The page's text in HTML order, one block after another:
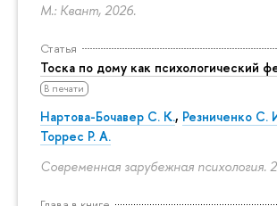
М.: Квант, 2026.
Статья
Тоска по дому как психологический
В печати
Нартова-Бочавер С. К., Резниченко С.
Торрес Р. А.
Современная зарубежная психология.